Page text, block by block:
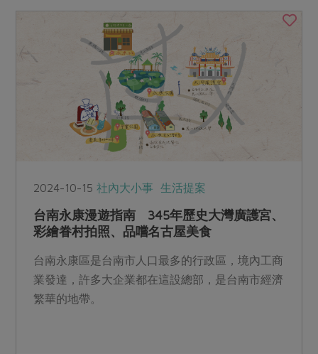
素食專區
高麗菜海鮮煎餅
地區活動
2024-10-15社內大小事 生活提案
台南永康漫遊指南 345年歷史大灣廣護宮、
彩繪眷村拍照、品嚐名古屋美食
台南永康區是台南市人口最多的行政區，境內工商
業發達，許多大企業都在這設總部，是台南市經濟
繁華的地帶。